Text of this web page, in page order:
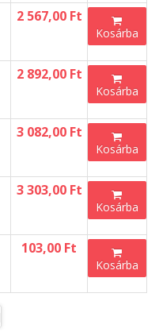
2 567,00 Ft
Kosárba
2 892,00 Ft
Kosárba
3 082,00 Ft
Kosárba
3 303,00 Ft
Kosárba
103,00 Ft
Kosárba